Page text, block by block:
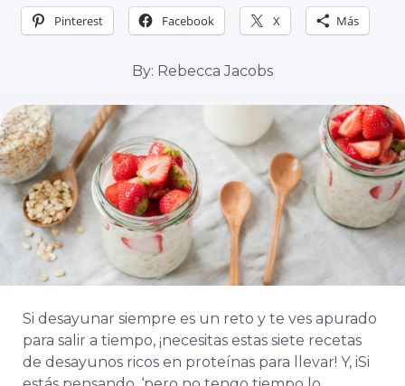
Pinterest Facebook X Más
By: Rebecca Jacobs
Si desayunar siempre es un reto y te ves apurado
para salir a tiempo, ¡necesitas estas siete recetas
de desayunos ricos en proteínas para llevar! Y, iSi